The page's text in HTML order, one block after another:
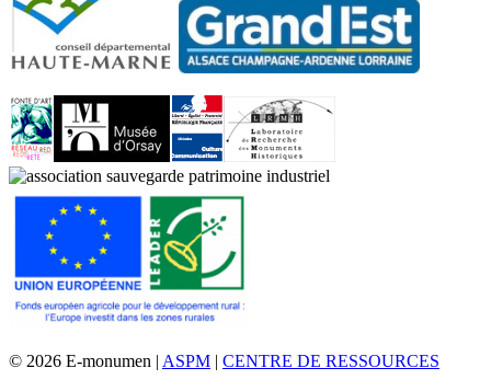
© 2026 E-monumen | ASPM | CENTRE DE RESSOURCES